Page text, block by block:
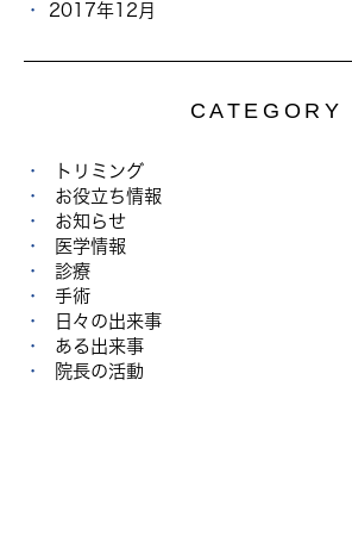
2017年12月
CATEGORY
トリミング
お役立ち情報
お知らせ
医学情報
診療
手術
日々の出来事
ある出来事
院長の活動